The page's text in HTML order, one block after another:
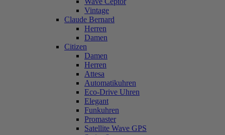
Vintage
Claude Bernard
Herren
Damen
Citizen
Damen
Herren
Attesa
Automatikuhren
Eco-Drive Uhren
Elegant
Funkuhren
Promaster
Satellite Wave GPS